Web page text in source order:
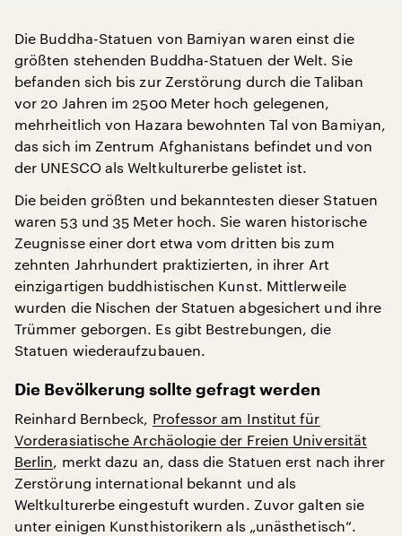
Die Buddha-Statuen von Bamiyan waren einst die
größten stehenden Buddha-Statuen der Welt. Sie
befanden sich bis zur Zerstörung durch die Taliban
vor 20 Jahren im 2500 Meter hoch gelegenen,
mehrheitlich von Hazara bewohnten Tal von Bamiyan,
das sich im Zentrum Afghanistans befindet und von
der UNESCO als Weltkulturerbe gelistet ist.
Die beiden größten und bekanntesten dieser Statuen
waren 53 und 35 Meter hoch. Sie waren historische
Zeugnisse einer dort etwa vom dritten bis zum
zehnten Jahrhundert praktizierten, in ihrer Art
einzigartigen buddhistischen Kunst. Mittlerweile
wurden die Nischen der Statuen abgesichert und ihre
Trümmer geborgen. Es gibt Bestrebungen, die
Statuen wiederaufzubauen.
Die Bevölkerung sollte gefragt werden
Reinhard Bernbeck, Professor am Institut für
Vorderasiatische Archäologie der Freien Universität
Berlin, merkt dazu an, dass die Statuen erst nach ihrer
Zerstörung international bekannt und als
Weltkulturerbe eingestuft wurden. Zuvor galten sie
unter einigen Kunsthistorikern als „unästhetisch“.